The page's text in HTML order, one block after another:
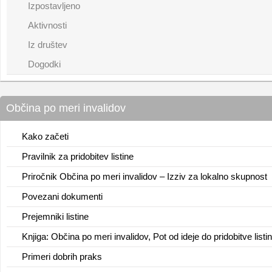
Izpostavljeno
Aktivnosti
Iz društev
Dogodki
Občina po meri invalidov
Kako začeti
Pravilnik za pridobitev listine
Priročnik Občina po meri invalidov – Izziv za lokalno skupnost
Povezani dokumenti
Prejemniki listine
Knjiga: Občina po meri invalidov, Pot od ideje do pridobitve
Primeri dobrih praks